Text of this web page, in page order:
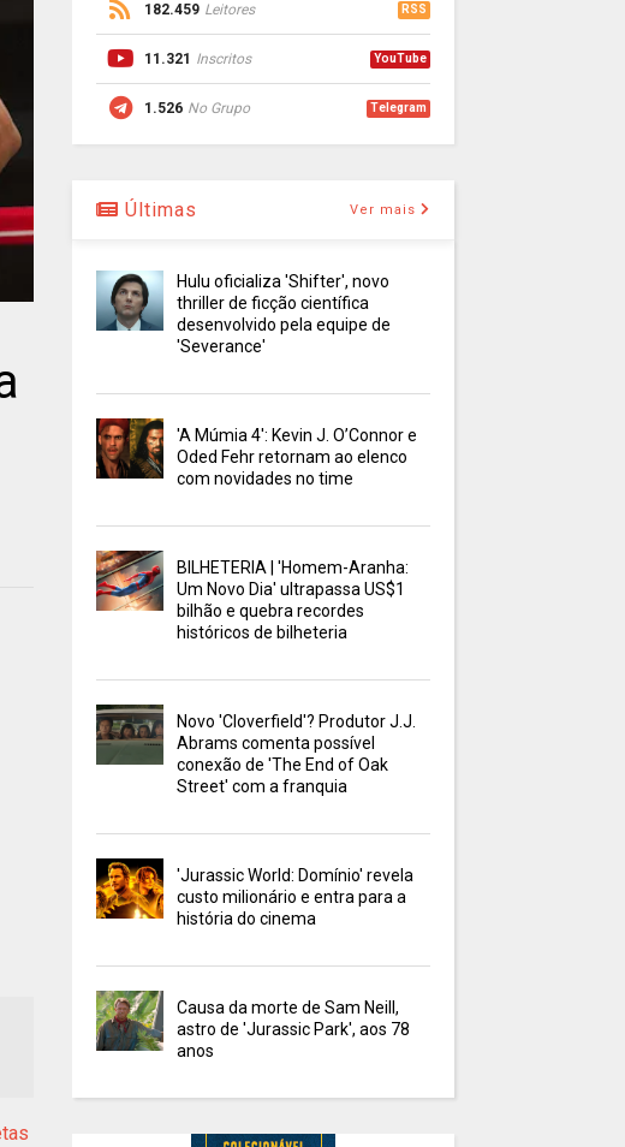
182.459 Leitores RSS
11.321 Inscritos YouTube
1.526 No Grupo Telegram
Últimas Ver mais
Hulu oficializa 'Shifter', novo
thriller de ficção científica
desenvolvido pela equipe de
'Severance'
'A Múmia 4': Kevin J. O’Connor e
Oded Fehr retornam ao elenco
com novidades no time
BILHETERIA | 'Homem-Aranha:
Um Novo Dia' ultrapassa US$1
bilhão e quebra recordes
históricos de bilheteria
Novo 'Cloverfield'? Produtor J.J.
Abrams comenta possível
conexão de 'The End of Oak
Street' com a franquia
'Jurassic World: Domínio' revela
custo milionário e entra para a
história do cinema
Causa da morte de Sam Neill,
astro de 'Jurassic Park', aos 78
anos